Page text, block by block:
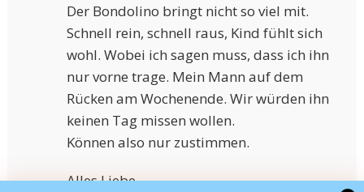
Der Bondolino bringt nicht so viel mit.
Schnell rein, schnell raus, Kind fühlt sich
wohl. Wobei ich sagen muss, dass ich ihn
nur vorne trage. Mein Mann auf dem
Rücken am Wochenende. Wir würden ihn
keinen Tag missen wollen.
Können also nur zustimmen.
Alles Liebe.